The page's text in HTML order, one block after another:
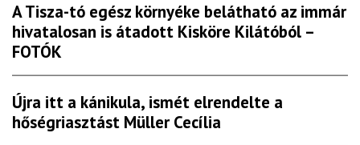
A Tisza-tó egész környéke belátható az immár
hivatalosan is átadott Kisköre Kilátóból –
FOTÓK
Újra itt a kánikula, ismét elrendelte a
hőségriasztást Müller Cecília